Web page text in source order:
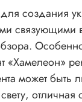
создания
«Хамелеон»
может
отличная